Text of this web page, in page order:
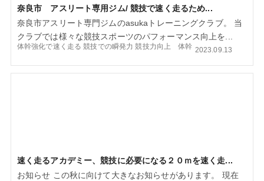
奈良市 アスリート専用ジム/ 競技で速く走るため...
奈良市アスリート専門ジムのasukaトレーニングクラブ。 当
クラブでは様々な競技スポーツのパフォーマンス向上を...
体幹強化で速く走る 競技での瞬発力 競技力向上 体幹 2023.09.13
速く走るアカデミー、競技に必要になる２０ｍを速く走...
お知らせ この秋に向けて大きなお知らせがあります。 現在